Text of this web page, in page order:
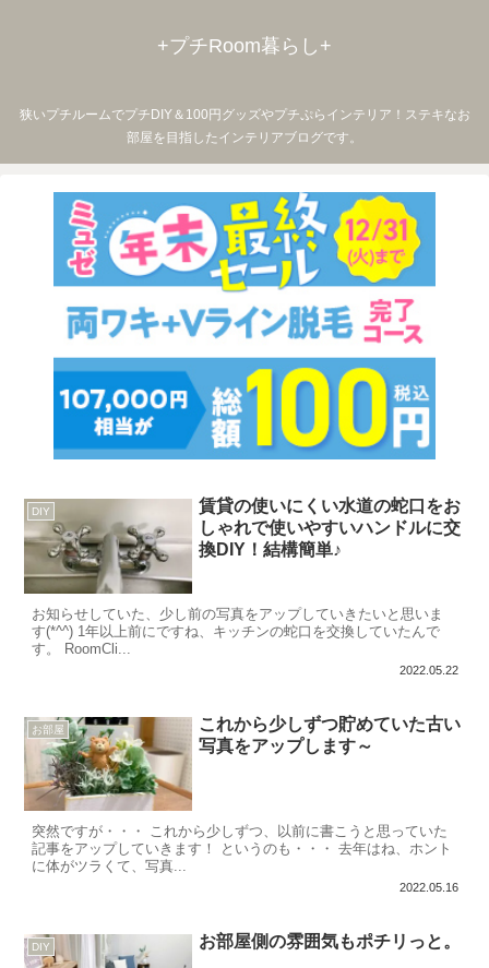
+プチRoom暮らし+
狭いプチルームでプチDIY＆100円グッズやプチぷらインテリア！ステキなお
部屋を目指したインテリアブログです。
DIY
賃貸の使いにくい水道の蛇口をお
しゃれで使いやすいハンドルに交
換DIY！結構簡単♪
お知らせしていた、少し前の写真をアップしていきたいと思いま
す(*^^) 1年以上前にですね、キッチンの蛇口を交換していたんで
す。 RoomCli...
2022.05.22
お部屋
これから少しずつ貯めていた古い
写真をアップします～
突然ですが・・・ これから少しずつ、以前に書こうと思っていた
記事をアップしていきます！ というのも・・・ 去年はね、ホント
に体がツラくて、写真...
2022.05.16
DIY お部屋側の雰囲気もポチリっと。